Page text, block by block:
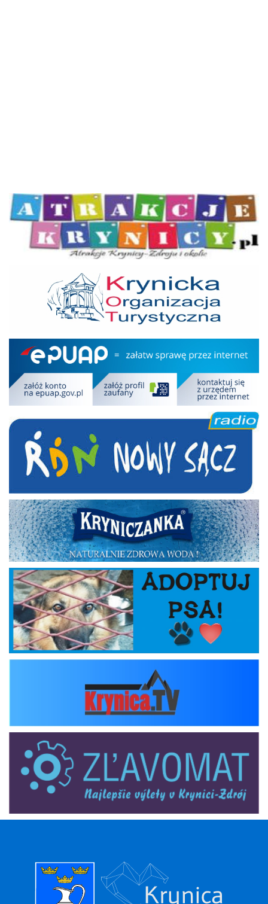
Atrakcje Krynicy
Kryniczanka
Adoptuj psa
krynica_tv